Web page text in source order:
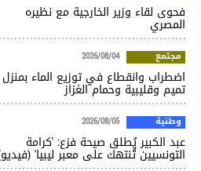
فحوى لقاء وزير الخارجية مع نظيره
المصري
مجتمع 2026/08/04
اضطراب وانقطاع في توزيع الماء بمنزل
تميم وقليبية وحمام الغزاز
وطنية 2026/08/05
عبد الكبير يُطلق صيحة فزع: 'كرامة
التونسيين تُنتهك على معبر ليبيا'